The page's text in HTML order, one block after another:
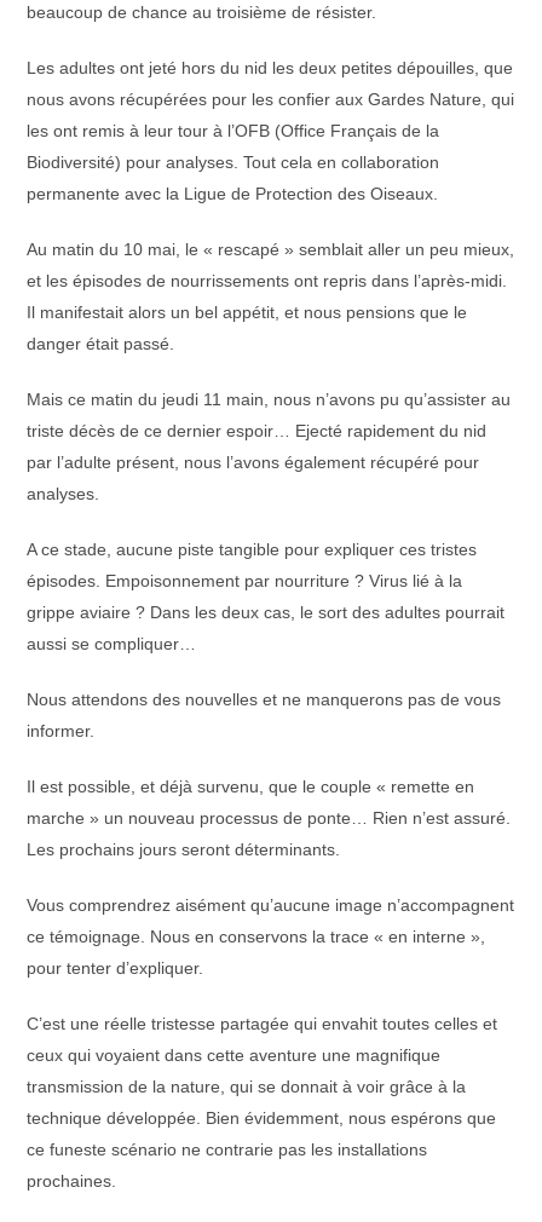
beaucoup de chance au troisième de résister.
Les adultes ont jeté hors du nid les deux petites dépouilles, que
nous avons récupérées pour les confier aux Gardes Nature, qui
les ont remis à leur tour à l’OFB (Office Français de la
Biodiversité) pour analyses. Tout cela en collaboration
permanente avec la Ligue de Protection des Oiseaux.
Au matin du 10 mai, le « rescapé » semblait aller un peu mieux,
et les épisodes de nourrissements ont repris dans l’après-midi.
Il manifestait alors un bel appétit, et nous pensions que le
danger était passé.
Mais ce matin du jeudi 11 main, nous n’avons pu qu’assister au
triste décès de ce dernier espoir… Ejecté rapidement du nid
par l’adulte présent, nous l’avons également récupéré pour
analyses.
A ce stade, aucune piste tangible pour expliquer ces tristes
épisodes. Empoisonnement par nourriture ? Virus lié à la
grippe aviaire ? Dans les deux cas, le sort des adultes pourrait
aussi se compliquer…
Nous attendons des nouvelles et ne manquerons pas de vous
informer.
Il est possible, et déjà survenu, que le couple « remette en
marche » un nouveau processus de ponte… Rien n’est assuré.
Les prochains jours seront déterminants.
Vous comprendrez aisément qu’aucune image n’accompagnent
ce témoignage. Nous en conservons la trace « en interne »,
pour tenter d’expliquer.
C’est une réelle tristesse partagée qui envahit toutes celles et
ceux qui voyaient dans cette aventure une magnifique
transmission de la nature, qui se donnait à voir grâce à la
technique développée. Bien évidemment, nous espérons que
ce funeste scénario ne contrarie pas les installations
prochaines.